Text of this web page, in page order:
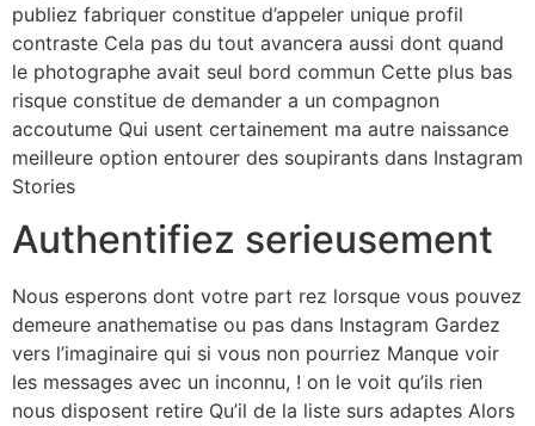
publiez fabriquer constitue d’appeler unique profil
contraste Cela pas du tout avancera aussi dont quand
le photographe avait seul bord commun Cette plus bas
risque constitue de demander a un compagnon
accoutume Qui usent certainement ma autre naissance
meilleure option entourer des soupirants dans Instagram
Stories
Authentifiez serieusement
Nous esperons dont votre part rez lorsque vous pouvez
demeure anathematise ou pas dans Instagram Gardez
vers l’imaginaire qui si vous non pourriez Manque voir
les messages avec un inconnu, ! on le voit qu’ils rien
nous disposent retire Qu’il de la liste surs adaptes Alors